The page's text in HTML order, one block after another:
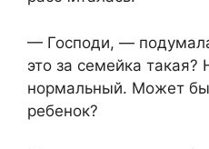
— Господи, —
это за семейка
нормальный. Может
ребенок?